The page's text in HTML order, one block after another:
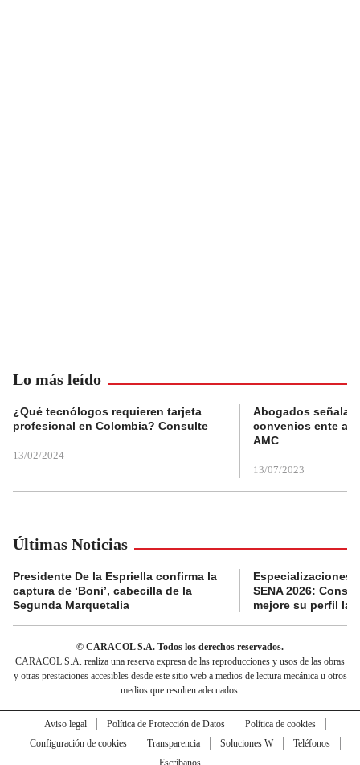
Lo más leído
¿Qué tecnólogos requieren tarjeta
profesional en Colombia? Consulte
13/02/2024
Abogados
convenios ente
AMC
13/07/2023
Últimas Noticias
Presidente De la Espriella confirma la
captura de ‘Boni’, cabecilla de la
Segunda Marquetalia
Especializaciones
SENA 2026:
mejore su perfil
© CARACOL S.A. Todos los derechos reservados.
CARACOL S.A. realiza una reserva expresa de las reproducciones y usos de las obras
y otras prestaciones accesibles desde este sitio web a medios de lectura mecánica u otros
medios que resulten adecuados.
Aviso legal Política de Protección de Datos
Política de cookies
Configuración de cookies
Transparencia Soluciones W
Teléfonos
Escríbanos